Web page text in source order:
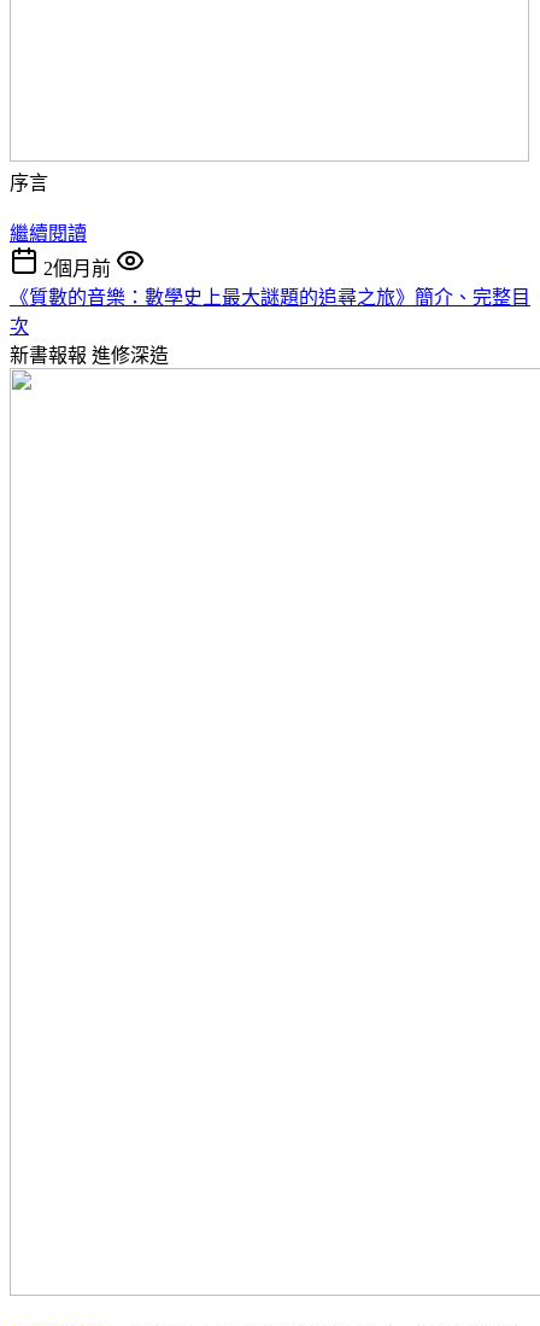
序言
繼續閱讀
2個月前
《質數的音樂：數學史上最大謎題的追尋之旅》簡介、完整目
次
新書報報 進修深造